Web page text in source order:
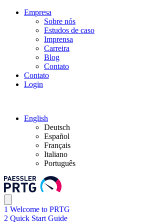
Empresa
Sobre nós
Estudos de caso
Imprensa
Carreira
Blog
Contato
Contato
Login
English
Deutsch
Español
Français
Italiano
Português
1 Welcome to PRTG
2 Quick Start Guide